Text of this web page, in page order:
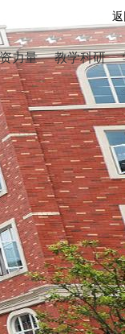
力量 教学科研